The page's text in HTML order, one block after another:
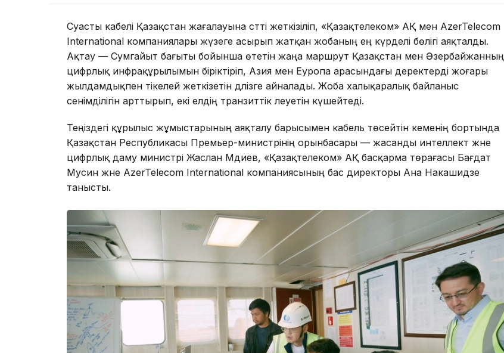
Суасты кабелі Қазақстан жағалауына сәтті жеткізіліп, «Қазақтелеком» АҚ мен AzerTelecom
International компаниялары жүзеге асырып жатқан жобаның ең күрделі бөлігі аяқталды.
Ақтау — Сумгайыт бағыты бойынша өтетін жаңа маршрут Қазақстан мен Әзербайжанның
цифрлық инфрақұрылымын біріктіріп, Азия мен Еуропа арасындағы деректерді жоғары
жылдамдықпен тікелей жеткізетін дәлізге айналады. Жоба халықаралық байланыс
сенімділігін арттырып, екі елдің транзиттік әлеуетін күшейтеді.
Теңіздегі құрылыс жұмыстарының аяқталу барысымен кабель төсейтін кеменің бортында
Қазақстан Республикасы Премьер-министрінің орынбасары — жасанды интеллект және
цифрлық даму министрі Жаслан Мәдиев, «Қазақтелеком» АҚ басқарма төрағасы Бағдат
Мусин және AzerTelecom International компаниясының бас директоры Ана Накашидзе
танысты.